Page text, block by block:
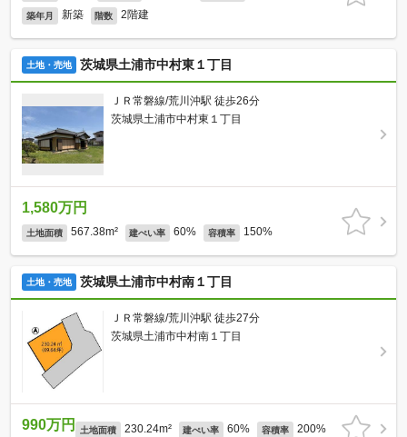
築年月 新築 階数 2階建
土地・売地 茨城県土浦市中村東１丁目
ＪＲ常磐線/荒川沖駅 徒歩26分
茨城県土浦市中村東１丁目
1,580万円
土地面積 567.38m² 建ぺい率 60% 容積率 150%
土地・売地 茨城県土浦市中村南１丁目
ＪＲ常磐線/荒川沖駅 徒歩27分
茨城県土浦市中村南１丁目
990万円 土地面積 230.24m² 建ぺい率 60% 容積率 200%